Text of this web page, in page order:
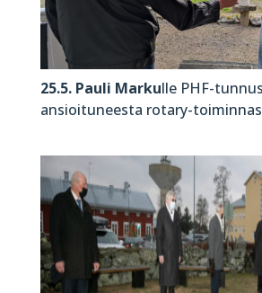
25.5. Pauli Markulle PHF-
ansioituneesta rotary-